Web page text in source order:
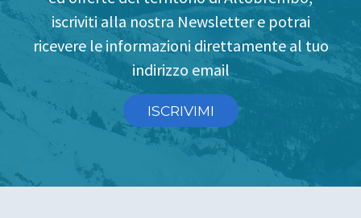
iscriviti alla nostra Newsletter e potrai
ricevere le informazioni direttamente al tuo
indirizzo email
ISCRIVIMI